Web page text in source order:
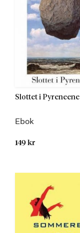
Slottet i Pyreneene
Ebok
149 kr